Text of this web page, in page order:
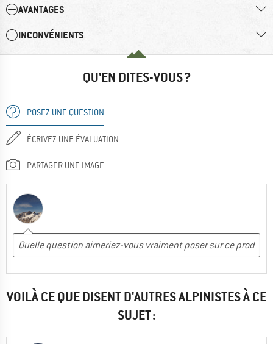
AVANTAGES
INCONVÉNIENTS
QU'EN DITES-VOUS ?
POSEZ UNE QUESTION
ÉCRIVEZ UNE ÉVALUATION
PARTAGER UNE IMAGE
VOILÀ CE QUE DISENT D'AUTRES ALPINISTES À CE
SUJET :